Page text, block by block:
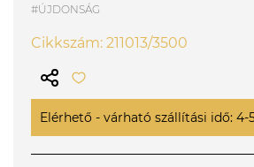
#ÚJDONSÁG
Cikkszám: 211013/3500
Elérhető - várható szállítási idő: 4-